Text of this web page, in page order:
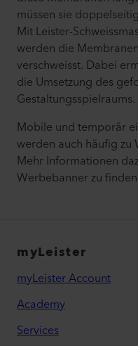
müssen sie
Mit Leister-
werden die
verschweisst. Dabei
die Umsetzung des
Gestaltungsspielraums.
Mobile und temporär
werden auch häufig
Mehr Informationen
Werbebanner zu
myLeister
myLeister Account
Academy
Services